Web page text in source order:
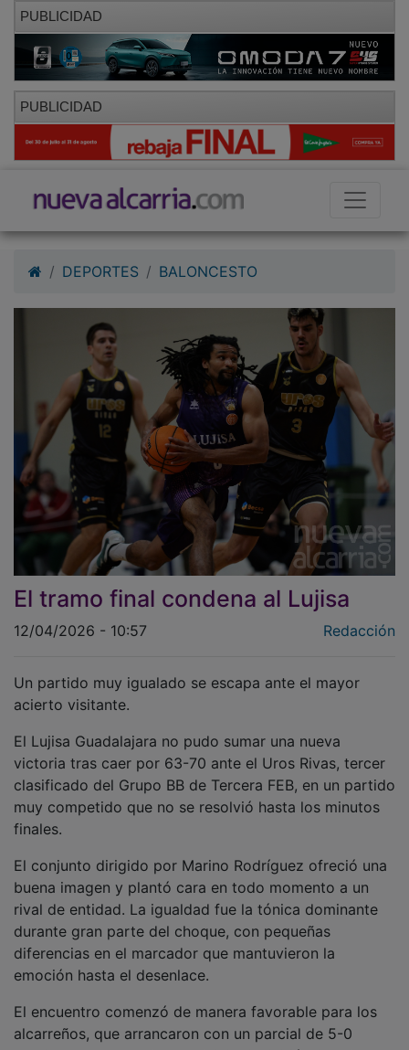
PUBLICIDAD
PUBLICIDAD
El tramo final condena al Lujisa
acierto visitante.
victoria tras caer por 63-70 ante el Uros Rivas, tercer
clasificado del Grupo BB de Tercera FEB, en un partido
muy competido que no se resolvió hasta los minutos
finales.
buena imagen y plantó cara en todo momento a un
rival de entidad. La igualdad fue la tónica dominante
durante gran parte del choque, con pequeñas
diferencias en el marcador que mantuvieron la
emoción hasta el desenlace.
alcarreños, que arrancaron con un parcial de 5-0
gracias a una canasta y un triple de Adrián Armstrong.